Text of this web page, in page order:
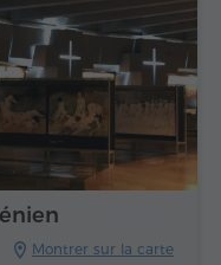
Montrer sur la carte